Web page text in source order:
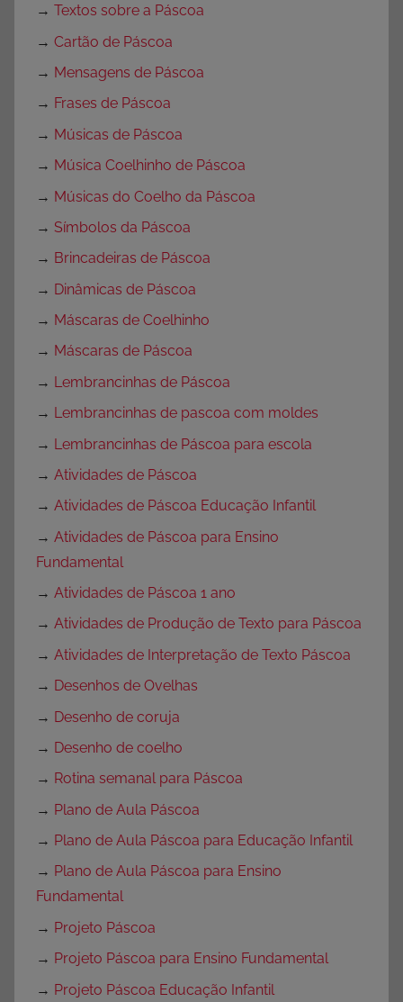
→ Textos sobre a Páscoa
→ Cartão de Páscoa
→ Mensagens de Páscoa
→ Frases de Páscoa
→ Músicas de Páscoa
→ Música Coelhinho de Páscoa
→ Músicas do Coelho da Páscoa
→ Símbolos da Páscoa
→ Brincadeiras de Páscoa
→ Dinâmicas de Páscoa
→ Máscaras de Coelhinho
→ Máscaras de Páscoa
→ Lembrancinhas de Páscoa
→ Lembrancinhas de pascoa com moldes
→ Lembrancinhas de Páscoa para escola
→ Atividades de Páscoa
→ Atividades de Páscoa Educação Infantil
→ Atividades de Páscoa para Ensino
Fundamental
→ Atividades de Páscoa 1 ano
→ Atividades de Produção de Texto para Páscoa
→ Atividades de Interpretação de Texto Páscoa
→ Desenhos de Ovelhas
→ Desenho de coruja
→ Desenho de coelho
→ Rotina semanal para Páscoa
→ Plano de Aula Páscoa
→ Plano de Aula Páscoa para Educação Infantil
→ Plano de Aula Páscoa para Ensino
Fundamental
→ Projeto Páscoa
→ Projeto Páscoa para Ensino Fundamental
→ Projeto Páscoa Educação Infantil